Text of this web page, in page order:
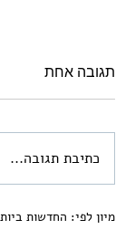
תגובה אחת
כתיבת תגובה...
מיון לפי: החדשות